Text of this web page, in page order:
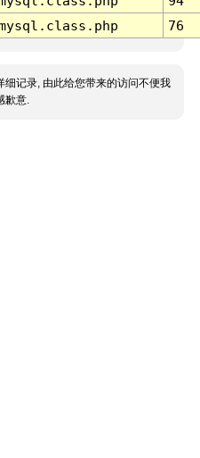
76
细记录, 由此给您带来的访问不便我
歉意.